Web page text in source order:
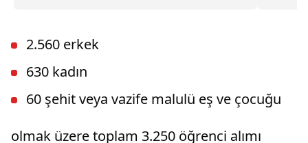
2.560 erkek
630 kadın
60 şehit veya vazife malulü eş ve çocuğu
olmak üzere toplam 3.250 öğrenci alımı